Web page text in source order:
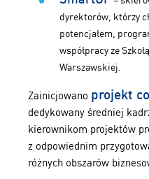
dyrektorów, którzy
potencjałem,
współpracy ze
Warszawskiej.
Zainicjowano projekt
dedykowany średniej
kierownikom projektów
z odpowiednim
różnych obszarów